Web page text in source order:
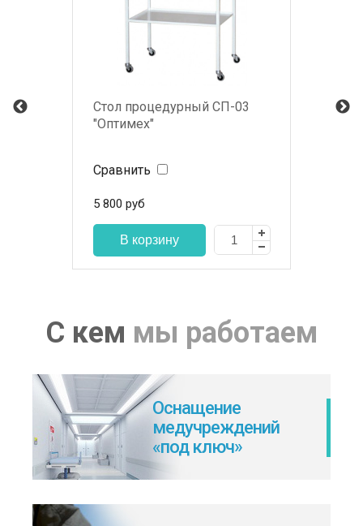
Стол процедурный СП-03
"Оптимех"
Сравнить
5 800 руб
С кем мы работаем
Оснащение
медучреждений
«под ключ»